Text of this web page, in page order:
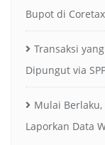
Bupot di Coretax
Transaksi
Dipungut via
Mulai
Laporkan Data